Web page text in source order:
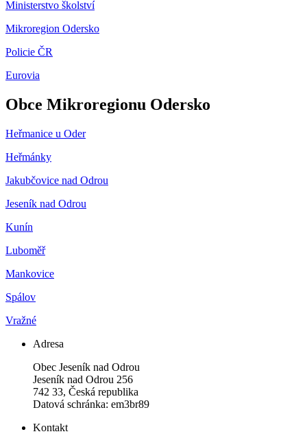
Ministerstvo školství
Mikroregion Odersko
Policie ČR
Eurovia
Obce Mikroregionu Odersko
Heřmanice u Oder
Heřmánky
Jakubčovice nad Odrou
Jeseník nad Odrou
Kunín
Luboměř
Mankovice
Spálov
Vražné
Adresa
Obec Jeseník nad Odrou
Jeseník nad Odrou 256
742 33, Česká republika
Datová schránka: em3br89
Kontakt